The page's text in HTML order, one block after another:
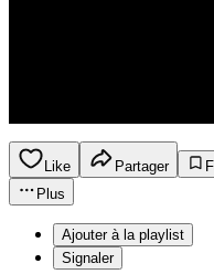
Like Partager
Plus
Ajouter à la playlist
Signaler